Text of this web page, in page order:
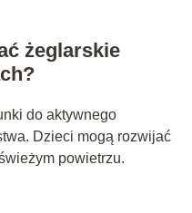
żeglarskie
do aktywnego
Dzieci mogą rozwijać
powietrzu.